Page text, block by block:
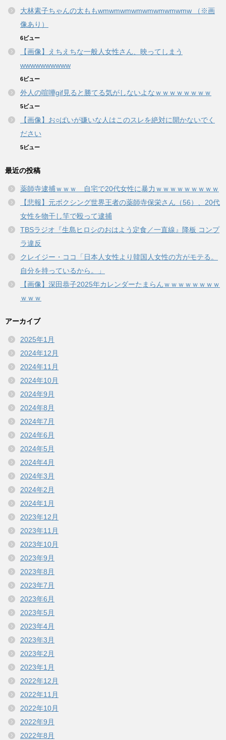
大林素子ちゃんの太ももwmwmwmwmwmwmwmwmw （※画
像あり）
6ビュー
【画像】えちえちな一般人女性さん、映ってしまう
wwwwwwwwww
6ビュー
外人の喧嘩gif見ると勝てる気がしないよなｗｗｗｗｗｗｗｗ
5ビュー
【画像】お○ぱいが嫌いな人はこのスレを絶対に開かないでく
ださい
5ビュー
最近の投稿
薬師寺逮捕ｗｗｗ 自宅で20代女性に暴力ｗｗｗｗｗｗｗｗｗ
【悲報】元ボクシング世界王者の薬師寺保栄さん（56）、20代
女性を物干し竿で殴って逮捕
TBSラジオ『生島ヒロシのおはよう定食／一直線』降板 コンプ
ラ違反
クレイジー・ココ「日本人女性より韓国人女性の方がモテる。
自分を持っているから。」
【画像】深田恭子2025年カレンダーたまらんｗｗｗｗｗｗｗｗ
ｗｗｗ
アーカイブ
2025年1月
2024年12月
2024年11月
2024年10月
2024年9月
2024年8月
2024年7月
2024年6月
2024年5月
2024年4月
2024年3月
2024年2月
2024年1月
2023年12月
2023年11月
2023年10月
2023年9月
2023年8月
2023年7月
2023年6月
2023年5月
2023年4月
2023年3月
2023年2月
2023年1月
2022年12月
2022年11月
2022年10月
2022年9月
2022年8月